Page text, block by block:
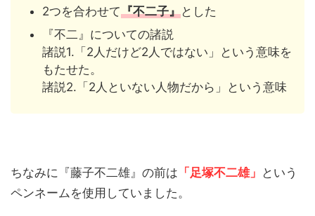
2つを合わせて『不二子』とした
『不二』についての諸説
諸説1.「2人だけど2人ではない」という意味を
もたせた。
諸説2.「2人といない人物だから」という意味
ちなみに『藤子不二雄』の前は 「足塚不二雄」 という
ペンネームを使用していました。